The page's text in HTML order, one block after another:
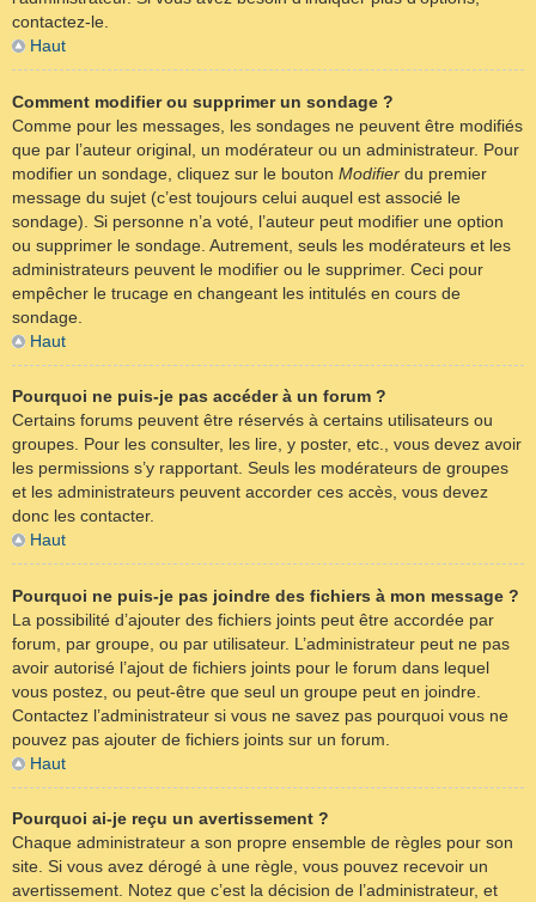
contactez-le.
Haut
Comment modifier ou supprimer un sondage ?
Comme pour les messages, les sondages ne peuvent être modifiés
que par l’auteur original, un modérateur ou un administrateur. Pour
modifier un sondage, cliquez sur le bouton Modifier du premier
message du sujet (c’est toujours celui auquel est associé le
sondage). Si personne n’a voté, l’auteur peut modifier une option
ou supprimer le sondage. Autrement, seuls les modérateurs et les
administrateurs peuvent le modifier ou le supprimer. Ceci pour
empêcher le trucage en changeant les intitulés en cours de
sondage.
Haut
Pourquoi ne puis-je pas accéder à un forum ?
Certains forums peuvent être réservés à certains utilisateurs ou
groupes. Pour les consulter, les lire, y poster, etc., vous devez avoir
les permissions s’y rapportant. Seuls les modérateurs de groupes
et les administrateurs peuvent accorder ces accès, vous devez
donc les contacter.
Haut
Pourquoi ne puis-je pas joindre des fichiers à mon message ?
La possibilité d’ajouter des fichiers joints peut être accordée par
forum, par groupe, ou par utilisateur. L’administrateur peut ne pas
avoir autorisé l’ajout de fichiers joints pour le forum dans lequel
vous postez, ou peut-être que seul un groupe peut en joindre.
Contactez l’administrateur si vous ne savez pas pourquoi vous ne
pouvez pas ajouter de fichiers joints sur un forum.
Haut
Pourquoi ai-je reçu un avertissement ?
Chaque administrateur a son propre ensemble de règles pour son
site. Si vous avez dérogé à une règle, vous pouvez recevoir un
avertissement. Notez que c’est la décision de l’administrateur, et